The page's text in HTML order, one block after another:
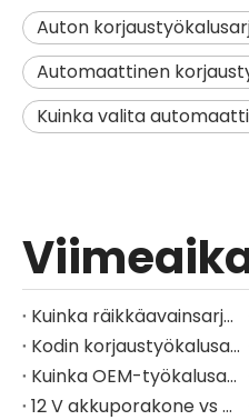
Auton
Automaattinen
Kuinka valita
Kuinka räikkäavainsarjat suojataan korroosiolta?
Kodin korjaustyökalusarja päivittäiseen kunnossapitoon
Kuinka OEM-työkalusarjaprojekti siirtyy suunnittelusta tuotantoon?
12 V akkuporakone vs sähköinen ruuvimeisseli: kumpi valita?